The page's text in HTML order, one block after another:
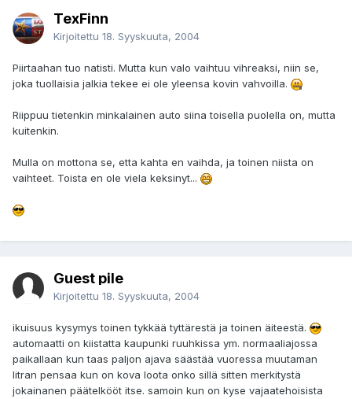
TexFinn
Kirjoitettu 18. Syyskuuta, 2004
Piirtaahan tuo natisti. Mutta kun valo vaihtuu vihreaksi, niin se,
joka tuollaisia jalkia tekee ei ole yleensa kovin vahvoilla.
Riippuu tietenkin minkalainen auto siina toisella puolella on, mutta
kuitenkin.
Mulla on mottona se, etta kahta en vaihda, ja toinen niista on
vaihteet. Toista en ole viela keksinyt...
Guest pile
Kirjoitettu 18. Syyskuuta, 2004
ikuisuus kysymys toinen tykkää tyttärestä ja toinen äiteestä.
automaatti on kiistatta kaupunki ruuhkissa ym. normaaliajossa
paikallaan kun taas paljon ajava säästää vuoressa muutaman
litran pensaa kun on kova loota onko sillä sitten merkitystä
jokainanen päätelkööt itse. samoin kun on kyse vajaatehoisista